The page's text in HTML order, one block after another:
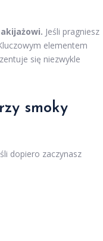
Jeśli pragniesz
elementem
się niezwykle
smoky
dopiero zaczynasz